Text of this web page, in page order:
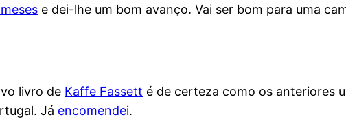
e dei-lhe um bom avanço. Vai ser bom para uma
livro de Kaffe Fassett é de certeza como os anteriores
Já encomendei.